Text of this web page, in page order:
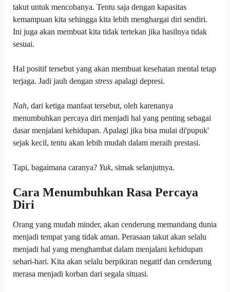
takut untuk mencobanya. Tentu saja dengan kapasitas
kemampuan kita sehingga kita lebih menghargai diri sendiri.
Ini juga akan membuat kita tidak tertekan jika hasilnya tidak
sesuai.
Hal positif tersebut yang akan membuat kesehatan mental tetap
terjaga. Jadi jauh dengan stressapalagi depresi.
Nah, dari ketiga manfaat tersebut, oleh karenanya
menumbuhkan percaya diri menjadi hal yang penting sebagai
dasar menjalani kehidupan. Apalagi jika bisa mulai di'pupuk'
sejak kecil, tentu akan lebih mudah dalam meraih prestasi.
Tapi, bagaimana caranya? Yuk, simak selanjutnya.
Cara Menumbuhkan Rasa Percaya
Diri
Orang yang mudah minder, akan cenderung memandang dunia
menjadi tempat yang tidak aman. Perasaan takut akan selalu
menjadi hal yang menghambat dalam menjalani kehidupan
sehari-hari. Kita akan selalu berpikiran negatif dan cenderung
merasa menjadi korban dari segala situasi.